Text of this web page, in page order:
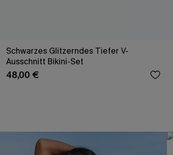
Schwarzes Glitzerndes Tiefer V-
Ausschnitt Bikini-Set
48,00 €